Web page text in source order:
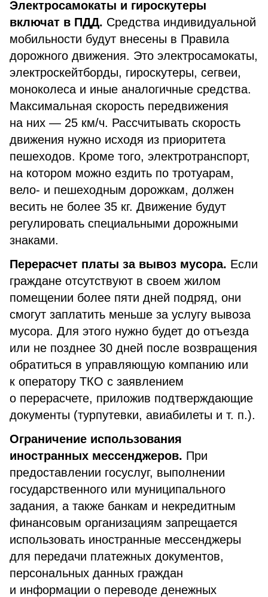
Электросамокаты и гироскутеры
включат в ПДД. Средства индивидуальной
мобильности будут внесены в Правила
дорожного движения. Это электросамокаты,
электроскейтборды, гироскутеры, сегвеи,
моноколеса и иные аналогичные средства.
Максимальная скорость передвижения
на них — 25 км/ч. Рассчитывать скорость
движения нужно исходя из приоритета
пешеходов. Кроме того, электротранспорт,
на котором можно ездить по тротуарам,
вело- и пешеходным дорожкам, должен
весить не более 35 кг. Движение будут
регулировать специальными дорожными
знаками.
Перерасчет платы за вывоз мусора. Если
граждане отсутствуют в своем жилом
помещении более пяти дней подряд, они
смогут заплатить меньше за услугу вывоза
мусора. Для этого нужно будет до отъезда
или не позднее 30 дней после возвращения
обратиться в управляющую компанию или
к оператору ТКО с заявлением
о перерасчете, приложив подтверждающие
документы (турпутевки, авиабилеты и т. п.).
Ограничение использования
иностранных мессенджеров. При
предоставлении госуслуг, выполнении
государственного или муниципального
задания, а также банкам и некредитным
финансовым организациям запрещается
использовать иностранные мессенджеры
для передачи платежных документов,
персональных данных граждан
и информации о переводе денежных